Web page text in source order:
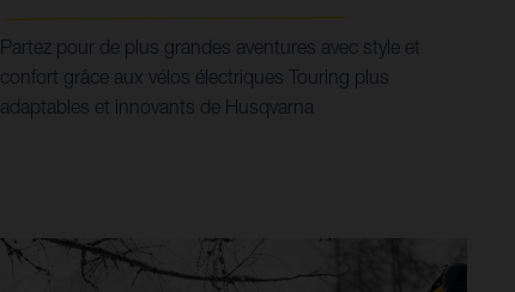
Partez pour de plus grandes aventures avec style et
confort grâce aux vélos électriques Touring plus
adaptables et innovants de Husqvarna